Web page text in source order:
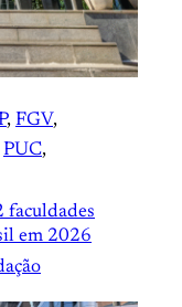
, FGV
PUC
faculdades
em 2026